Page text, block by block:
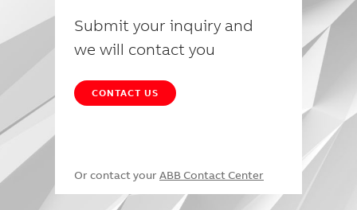
Submit your inquiry and
we will contact you
CONTACT US
Or contact your ABB Contact Center